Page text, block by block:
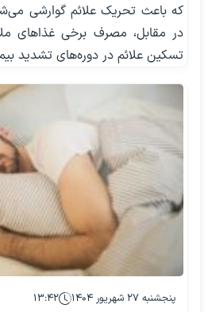
که باعث تحریک علائم گوارشی
در مقابل، مصرف برخی غذاهای
تسکین علائم در دوره‌های تشدید
پنجشنبه ۲۷ شهریور ۱۴۰۴ ۱۳:۴۲